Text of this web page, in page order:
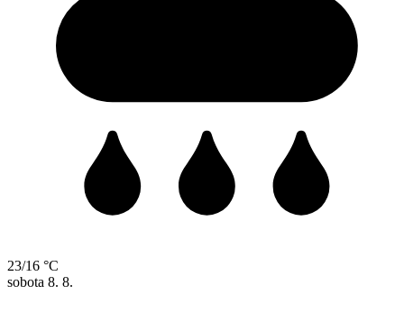
23/16 °C
sobota 8. 8.